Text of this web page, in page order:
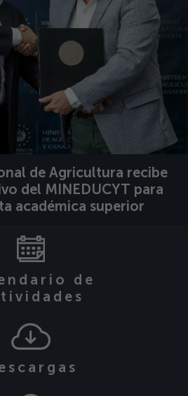
de Agricultura recibe
del MINEDUCYT para
académica superior
de